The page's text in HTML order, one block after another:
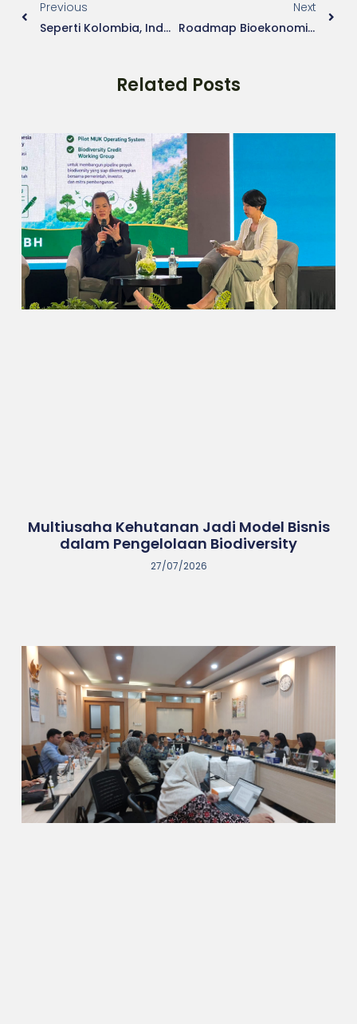
Previous
Seperti Kolombia, Indonesia Berpeluang Besar Kembangkan Biodiversity Credit Untuk Konservasi Bernilai Tinggi
Next
Roadmap Bioekonomi 2026-2045: Multiusaha Kehutanan (MUK) Menjadi Instrumen Strategis Meningkatkan Nilai Ekonomi Kawasan Hutan
Related Posts
Multiusaha Kehutanan Jadi Model Bisnis
dalam Pengelolaan Biodiversity
27/07/2026